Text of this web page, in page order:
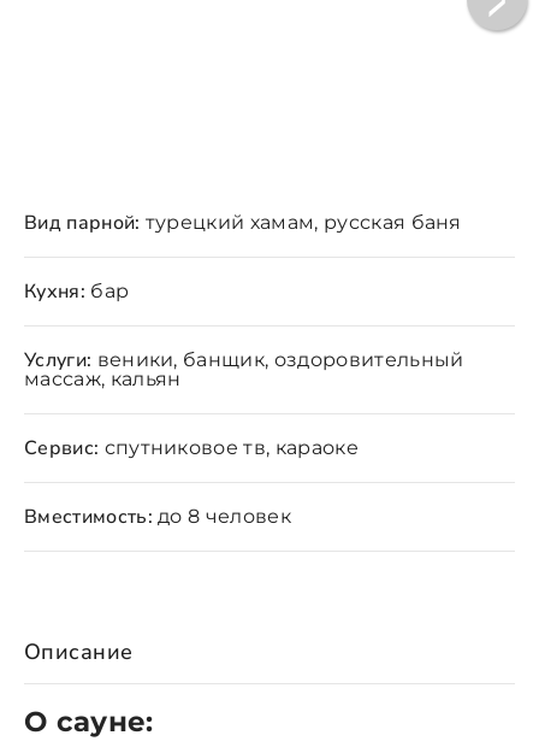
Описание
О сауне:
Вид парной: турецкий хамам, русская баня
Кухня: бар
Услуги: веники, банщик, оздоровительный
массаж, кальян
Сервис: спутниковое тв, караоке
Вместимость: до 8 человек